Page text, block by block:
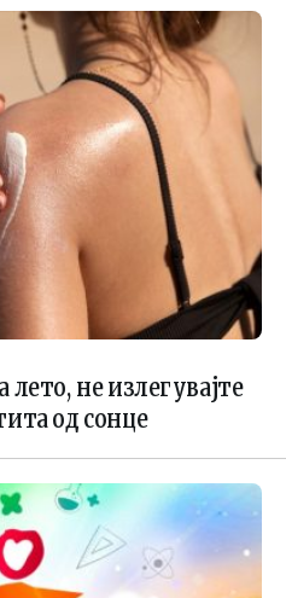
не излегувајте
од сонце